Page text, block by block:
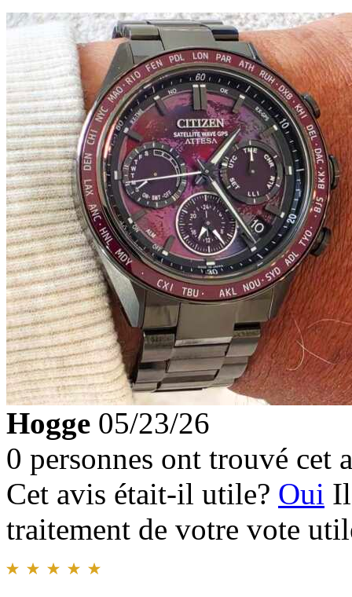
Hogge 05/23/26
0 personnes ont trouvé cet
Cet avis était-il utile? Oui
traitement de votre vote